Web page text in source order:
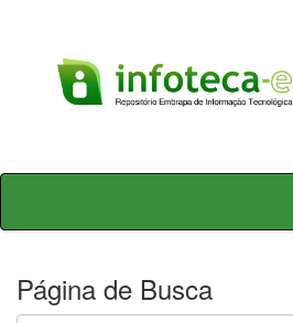
Skip
Página de Busca